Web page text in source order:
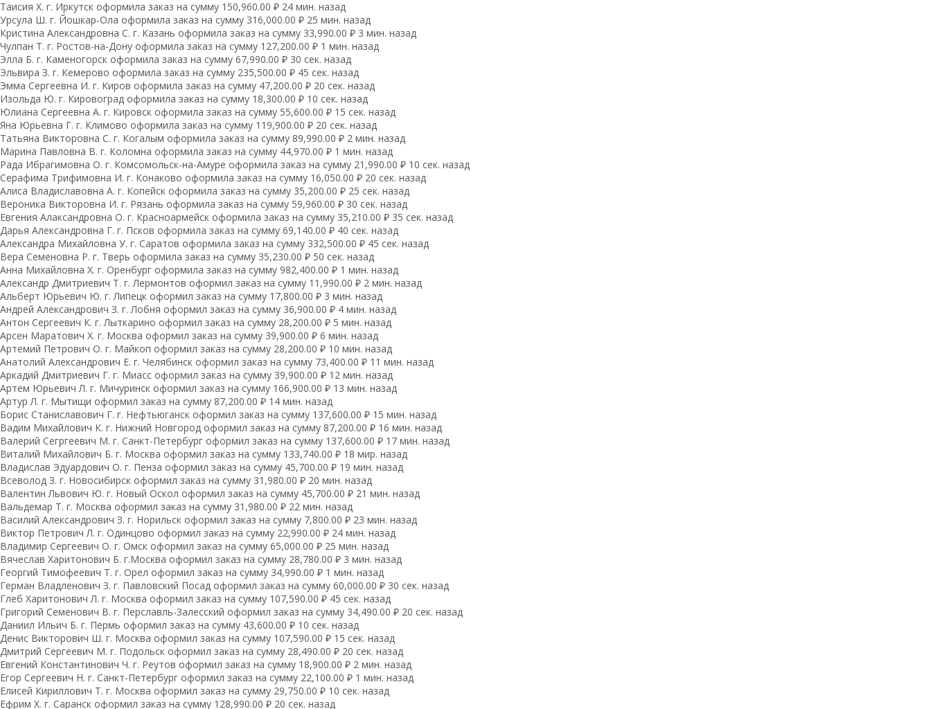
Таисия Х. г. Иркутск оформила заказ на сумму 150,960.00 ₽ 24 мин. назад
Урсула Ш. г. Йошкар-Ола оформила заказ на сумму 316,000.00 ₽ 25 мин. назад
Кристина Александровна С. г. Казань оформила заказ на сумму 33,990.00 ₽ 3 мин. назад
Чулпан Т. г. Ростов-на-Дону оформила заказ на сумму 127,200.00 ₽ 1 мин. назад
Элла Б. г. Каменогорск оформила заказ на сумму 67,990.00 ₽ 30 сек. назад
Эльвира З. г. Кемерово оформила заказ на сумму 235,500.00 ₽ 45 сек. назад
Эмма Сергеевна И. г. Киров оформила заказ на сумму 47,200.00 ₽ 20 сек. назад
Изольда Ю. г. Кировоград оформила заказ на сумму 18,300.00 ₽ 10 сек. назад
Юлиана Сергеевна А. г. Кировск оформила заказ на сумму 55,600.00 ₽ 15 сек. назад
Яна Юрьевна Г. г. Климово оформила заказ на сумму 119,900.00 ₽ 20 сек. назад
Татьяна Викторовна С. г. Когалым оформила заказ на сумму 89,990.00 ₽ 2 мин. назад
Марина Павловна В. г. Коломна оформила заказ на сумму 44,970.00 ₽ 1 мин. назад
Рада Ибрагимовна О. г. Комсомольск-на-Амуре оформила заказ на сумму 21,990.00 ₽ 10 сек. назад
Серафима Трифимовна И. г. Конаково оформила заказ на сумму 16,050.00 ₽ 20 сек. назад
Алиса Владиславовна А. г. Копейск оформила заказ на сумму 35,200.00 ₽ 25 сек. назад
Вероника Викторовна И. г. Рязань оформила заказ на сумму 59,960.00 ₽ 30 сек. назад
Евгения Алаксандровна О. г. Красноармейск оформила заказ на сумму 35,210.00 ₽ 35 сек. назад
Дарья Александровна Г. г. Псков оформила заказ на сумму 69,140.00 ₽ 40 сек. назад
Александра Михайловна У. г. Саратов оформила заказ на сумму 332,500.00 ₽ 45 сек. назад
Вера Семеновна Р. г. Тверь оформила заказ на сумму 35,230.00 ₽ 50 сек. назад
Анна Михайловна Х. г. Оренбург оформила заказ на сумму 982,400.00 ₽ 1 мин. назад
Александр Дмитриевич Т. г. Лермонтов оформил заказ на сумму 11,990.00 ₽ 2 мин. назад
Альберт Юрьевич Ю. г. Липецк оформил заказ на сумму 17,800.00 ₽ 3 мин. назад
Андрей Александрович З. г. Лобня оформил заказ на сумму 36,900.00 ₽ 4 мин. назад
Антон Сергеевич К. г. Лыткарино оформил заказ на сумму 28,200.00 ₽ 5 мин. назад
Арсен Маратович Х. г. Москва оформил заказ на сумму 39,900.00 ₽ 6 мин. назад
Артемий Петрович О. г. Майкоп оформил заказ на сумму 28,200.00 ₽ 10 мин. назад
Анатолий Александрович Е. г. Челябинск оформил заказ на сумму 73,400.00 ₽ 11 мин. назад
Аркадий Дмитриевич Г. г. Миасс оформил заказ на сумму 39,900.00 ₽ 12 мин. назад
Артем Юрьевич Л. г. Мичуринск оформил заказ на сумму 166,900.00 ₽ 13 мин. назад
Артур Л. г. Мытищи оформил заказ на сумму 87,200.00 ₽ 14 мин. назад
Борис Станиславович Г. г. Нефтьюганск оформил заказ на сумму 137,600.00 ₽ 15 мин. назад
Вадим Михайлович К. г. Нижний Новгород оформил заказ на сумму 87,200.00 ₽ 16 мин. назад
Валерий Сегргеевич М. г. Санкт-Петербург оформил заказ на сумму 137,600.00 ₽ 17 мин. назад
Виталий Михайлович Б. г. Москва оформил заказ на сумму 133,740.00 ₽ 18 мир. назад
Владислав Эдуардович О. г. Пенза оформил заказ на сумму 45,700.00 ₽ 19 мин. назад
Всеволод З. г. Новосибирск оформил заказ на сумму 31,980.00 ₽ 20 мин. назад
Валентин Львович Ю. г. Новый Оскол оформил заказ на сумму 45,700.00 ₽ 21 мин. назад
Вальдемар Т. г. Москва оформил заказ на сумму 31,980.00 ₽ 22 мин. назад
Василий Александрович З. г. Норильск оформил заказ на сумму 7,800.00 ₽ 23 мин. назад
Виктор Петрович Л. г. Одинцово оформил заказ на сумму 22,990.00 ₽ 24 мин. назад
Владимир Сергеевич О. г. Омск оформил заказ на сумму 65,000.00 ₽ 25 мин. назад
Вячеслав Харитонович Б. г.Москва оформил заказ на сумму 28,780.00 ₽ 3 мин. назад
Георгий Тимофеевич Т. г. Орел оформил заказ на сумму 34,990.00 ₽ 1 мин. назад
Герман Владленович З. г. Павловский Посад оформил заказ на сумму 60,000.00 ₽ 30 сек. назад
Глеб Харитонович Л. г. Москва оформил заказ на сумму 107,590.00 ₽ 45 сек. назад
Григорий Семенович В. г. Перславль-Залесский оформил заказ на сумму 34,490.00 ₽ 20 сек. назад
Даниил Ильич Б. г. Пермь оформил заказ на сумму 43,600.00 ₽ 10 сек. назад
Денис Викторович Ш. г. Москва оформил заказ на сумму 107,590.00 ₽ 15 сек. назад
Дмитрий Сергеевич М. г. Подольск оформил заказ на сумму 28,490.00 ₽ 20 сек. назад
Евгений Константинович Ч. г. Реутов оформил заказ на сумму 18,900.00 ₽ 2 мин. назад
Егор Сергеевич Н. г. Санкт-Петербург оформил заказ на сумму 22,100.00 ₽ 1 мин. назад
Елисей Кириллович Т. г. Москва оформил заказ на сумму 29,750.00 ₽ 10 сек. назад
Ефрим Х. г. Саранск оформил заказ на сумму 128,990.00 ₽ 20 сек. назад